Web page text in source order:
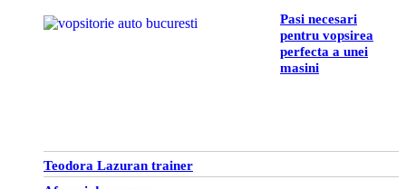
Pasi necesari
pentru vopsirea
perfecta a unei
masini
Teodora Lazuran trainer